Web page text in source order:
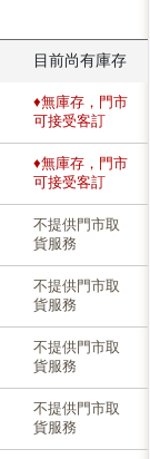
目前尚有庫存
♦無庫存，門市
可接受客訂
♦無庫存，門市
可接受客訂
不提供門市取
貨服務
不提供門市取
貨服務
不提供門市取
貨服務
不提供門市取
貨服務